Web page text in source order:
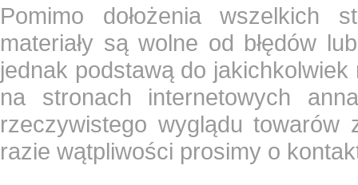
Pomimo dołożenia wszelkich
materiały są wolne od błędów
jednak podstawą do
na stronach internetowych
rzeczywistego wyglądu
razie wątpliwości prosimy o